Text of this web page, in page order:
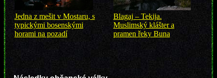
Jedna z mešit v Mostaru, s
typickými bosenskými
horami na pozadí
Blagaj – Tekija.
Muslimský klášter a
pramen řeky Buna